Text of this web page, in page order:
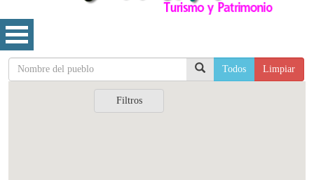
Filtros
Todos Limpiar